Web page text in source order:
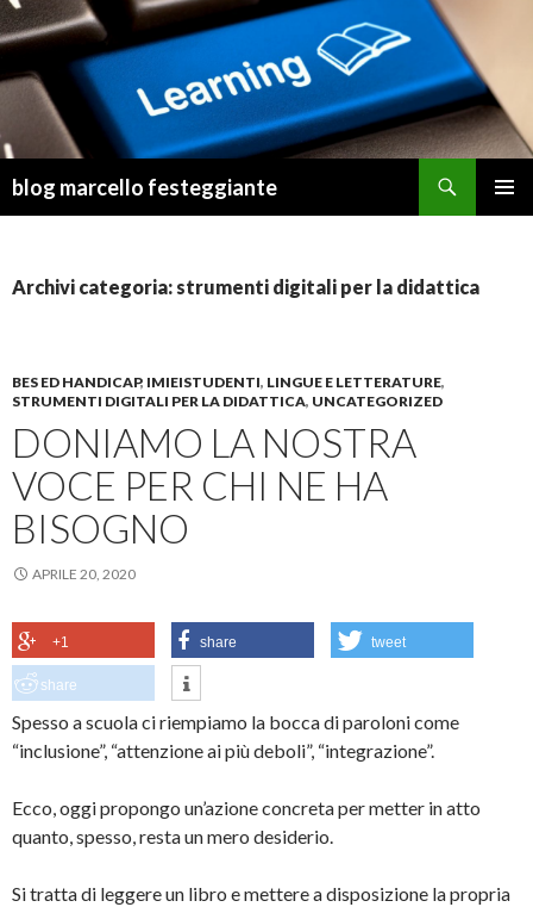
blog marcello festeggiante
Archivi categoria: strumenti digitali per la didattica
BES ED HANDICAP, IMIEISTUDENTI, LINGUE E LETTERATURE,
STRUMENTI DIGITALI PER LA DIDATTICA, UNCATEGORIZED
DONIAMO LA NOSTRA
VOCE PER CHI NE HA
BISOGNO
APRILE 20, 2020
+1 share tweet
share
Spesso a scuola ci riempiamo la bocca di paroloni come
“inclusione”, “attenzione ai più deboli”, “integrazione”.
Ecco, oggi propongo un’azione concreta per metter in atto
quanto, spesso, resta un mero desiderio.
Si tratta di leggere un libro e mettere a disposizione la propria